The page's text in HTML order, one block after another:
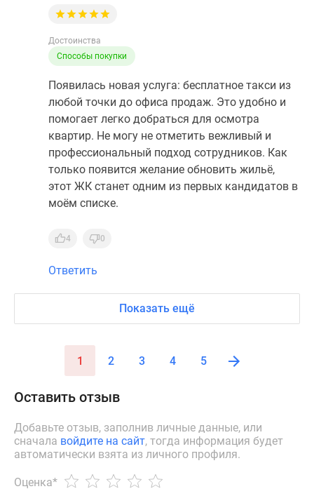
Достоинства
Способы покупки
Появилась новая услуга: бесплатное такси из
любой точки до офиса продаж. Это удобно и
помогает легко добраться для осмотра
квартир. Не могу не отметить вежливый и
профессиональный подход сотрудников. Как
только появится желание обновить жильё,
этот ЖК станет одним из первых кандидатов в
моём списке.
4 0
Ответить
Показать ещё
1 2 3 4 5
Оставить отзыв
Добавьте отзыв, заполнив личные данные, или
сначала войдите на сайт, тогда информация будет
автоматически взята из личного профиля.
Оценка*